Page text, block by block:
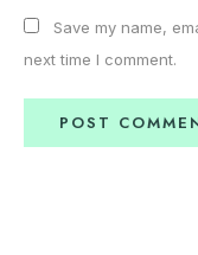
Save my name,
next time I comment.